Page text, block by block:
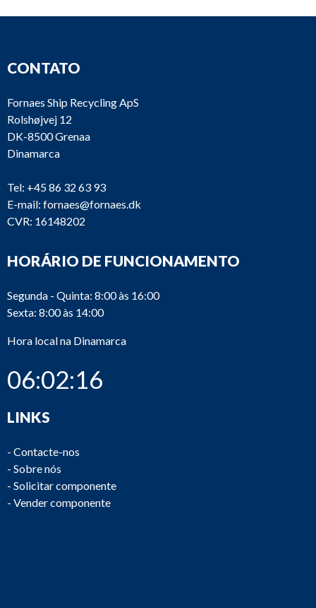
CONTATO
Fornaes Ship Recycling ApS
Rolshøjvej 12
DK-8500 Grenaa
Dinamarca
Tel: +45 86 32 63 93
E-mail: fornaes@fornaes.dk
CVR: 16148202
HORÁRIO DE FUNCIONAMENTO
Segunda - Quinta: 8:00 às 16:00
Sexta: 8:00 às 14:00
Hora local na Dinamarca
06:02:16
LINKS
- Contacte-nos
- Sobre nós
- Solicitar componente
- Vender componente